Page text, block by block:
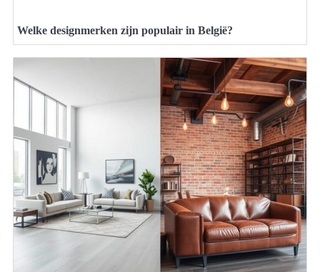
Welke designmerken zijn populair in België?